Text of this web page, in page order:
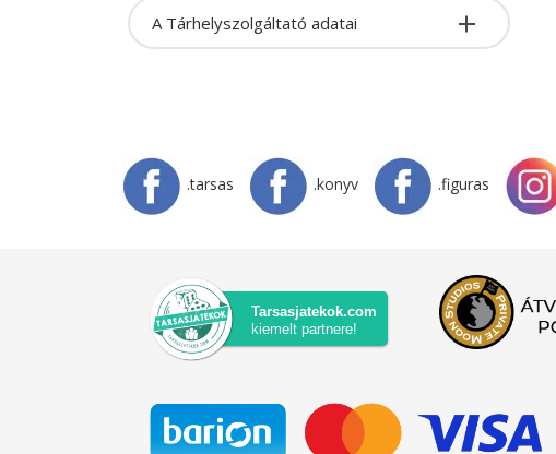
A Tárhelyszolgáltató adatai
.tarsas .konyv .figuras
Tarsasjatekok.com
kiemelt partnere!